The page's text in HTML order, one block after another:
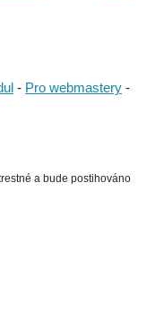
- Pro webmastery -
a bude postihováno